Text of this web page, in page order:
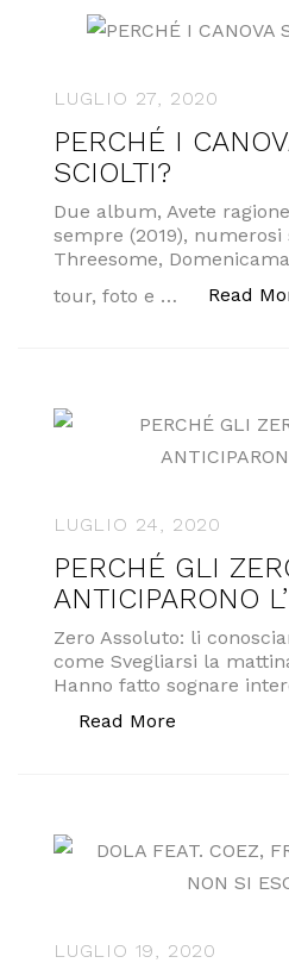
LUGLIO 27, 2020
PERCHÉ I
SCIOLTI?
Due album, Avete
sempre (2019), numerosi
Threesome,
tour, foto e …
Read
LUGLIO 24, 2020
PERCHÉ GLI
ANTICIPARONO
Zero Assoluto: li
come Svegliarsi la
Hanno fatto sognare
Read More
LUGLIO 19, 2020